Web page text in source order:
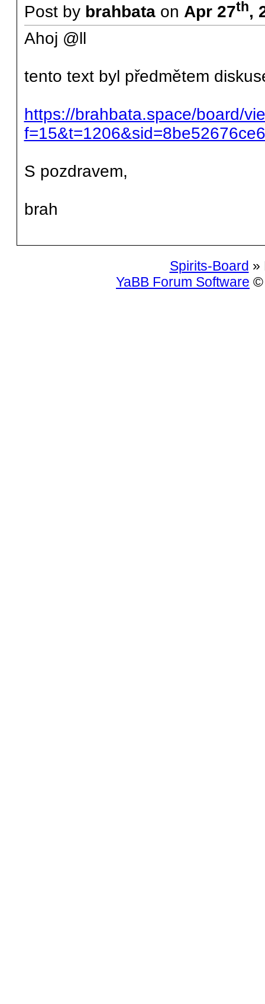
Post by brahbataon Apr 27th,
Ahoj @ll
tento text byl předmětem
https://brahbata.space/board/
S pozdravem,
brah
Spirits-Board »
YaBB Forum Software ©